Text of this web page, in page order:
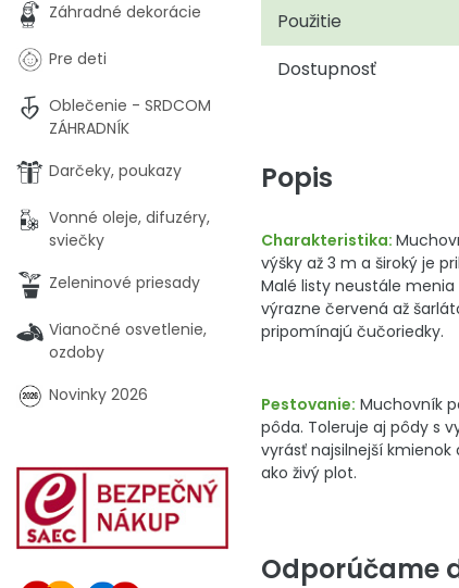
Použitie
Dostupnosť
Popis
Charakteristika:
výšky až 3 m a široký je
Malé listy neustále
výrazne červená až
pripomínajú čučoriedky.
Pestovanie: Muchovník
pôda. Toleruje aj pôdy s
vyrásť najsilnejší
ako živý plot.
Odporúčame
Záhradné dekorácie
Pre deti
Oblečenie - SRDCOM
ZÁHRADNÍK
Darčeky, poukazy
Vonné oleje, difuzéry,
sviečky
Zeleninové priesady
Vianočné osvetlenie,
ozdoby
Novinky 2026